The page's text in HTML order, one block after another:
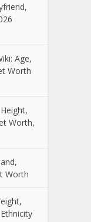
Age,
Worth
Worth,
Worth